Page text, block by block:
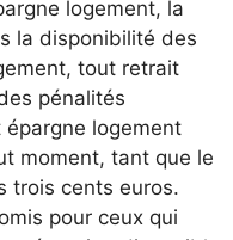
logement, la
la disponibilité des
tout retrait
pénalités
logement
moment, tant que le
trois cents euros.
pour ceux qui